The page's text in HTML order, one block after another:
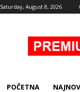
Saturday, August 8, 2026
Novine
POČETNA